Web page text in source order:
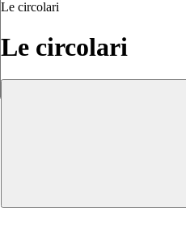
Le circolari
Le circolari